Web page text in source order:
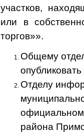
участков,
или в
торгов»».
Общему
Отделу
официальном
района